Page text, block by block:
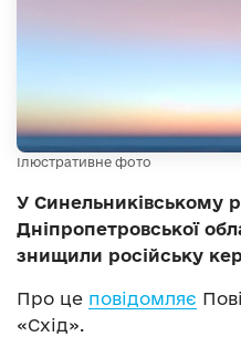
Ілюстративне фото
У Синельниківському
Дніпропетровської
знищили російську
Про це повідомляє
«Схід».